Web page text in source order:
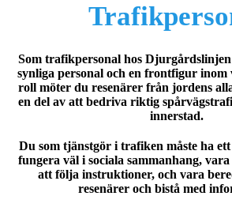
Som trafikpersonal hos
synliga personal och en frontfigur inom
roll möter du resenärer från jordens
en del av att bedriva riktig
innerstad.
Du som tjänstgör i trafiken måste ha
fungera väl i sociala sammanhang,
att följa instruktioner, och vara
resenärer och bistå med